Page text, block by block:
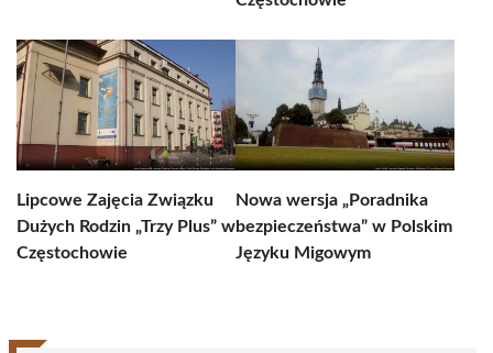
Lipcowe Zajęcia Związku
Dużych Rodzin „Trzy Plus” w
Częstochowie
Nowa wersja „Poradnika
bezpieczeństwa” w Polskim
Języku Migowym